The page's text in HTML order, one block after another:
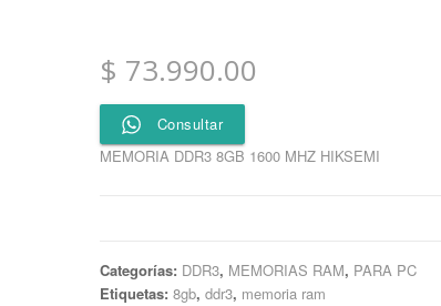
$ 73.990.00
Consultar
MEMORIA DDR3 8GB 1600 MHZ HIKSEMI
Categorías: DDR3, MEMORIAS RAM, PARA PC
Etiquetas: 8gb, ddr3, memoria ram